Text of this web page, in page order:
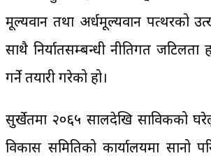
मूल्यवान तथा अर्धमूल्यवान पत्थरको
साथै निर्यातसम्बन्धी नीतिगत जटिलता
गर्ने तयारी गरेको हो।
सुर्खेतमा २०६५ सालदेखि साविकको
विकास समितिको कार्यालयमा सानो